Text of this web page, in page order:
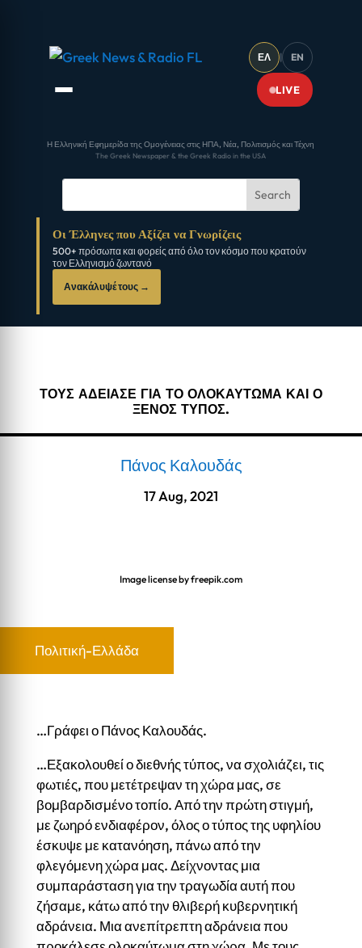
ΕΛ | EN
LIVE
Η Ελληνική Εφημερίδα της Ομογένειας στις ΗΠΑ, Νέα, Πολιτισμός και Τέχνη
The Greek Newspaper & the Greek Radio in the USA
Οι Έλληνες που Αξίζει να Γνωρίζεις
500+ πρόσωπα και φορείς από όλο τον κόσμο που κρατούν
τον Ελληνισμό ζωντανό
Ανακάλυψέ τους →
ΤΟΥΣ ΑΔΕΙΑΣΕ ΓΙΑ ΤΟ ΟΛΟΚΑΥΤΩΜΑ ΚΑΙ Ο
ΞΕΝΟΣ ΤΥΠΟΣ.
Πάνος Καλουδάς
17 Aug, 2021
Image license by freepik.com
Πολιτική-Ελλάδα
…Γράφει ο Πάνος Καλουδάς.
…Εξακολουθεί ο διεθνής τύπος, να σχολιάζει, τις
φωτιές, που μετέτρεψαν τη χώρα μας, σε
βομβαρδισμένο τοπίο. Από την πρώτη στιγμή,
με ζωηρό ενδιαφέρον, όλος ο τύπος της υφηλίου
έσκυψε με κατανόηση, πάνω από την
φλεγόμενη χώρα μας. Δείχνοντας μια
συμπαράσταση για την τραγωδία αυτή που
ζήσαμε, κάτω από την θλιβερή κυβερνητική
αδράνεια. Μια ανεπίτρεπτη αδράνεια που